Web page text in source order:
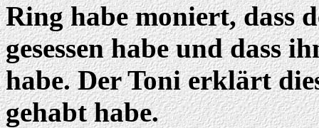
Ring habe moniert, dass
gesessen habe und dass
habe. Der Toni erklärt
gehabt habe.